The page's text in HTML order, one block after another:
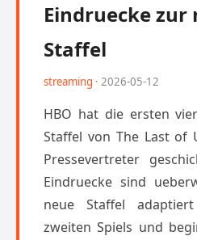
Eindruecke zur
Staffel
streaming · 2026-05-12
HBO hat die ersten
Staffel von The Last of
Pressevertreter
Eindruecke sind
neue Staffel
zweiten Spiels und